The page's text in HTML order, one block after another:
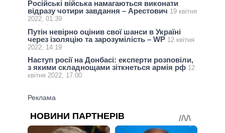
Російські війська намагаються виконати
відразу чотири завдання – Арестович 19 квітня
2022, 01:39
Путін невірно оцінив свої шанси в Україні
через ізоляцію та зарозумілість – WP 12 квітня
2022, 14:19
Наступ росії на Донбасі: експерти розповіли,
з якими складнощами зіткнеться армія рф 12
квітня 2022, 17:00